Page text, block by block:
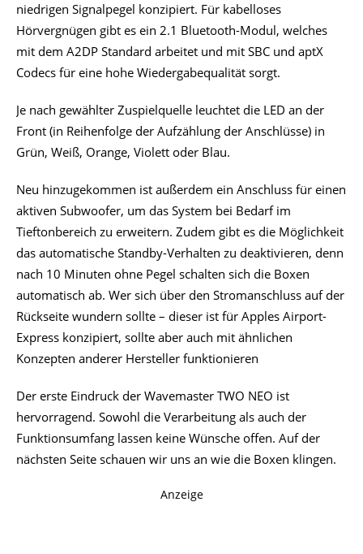
niedrigen Signalpegel konzipiert. Für kabelloses
Hörvergnügen gibt es ein 2.1 Bluetooth-Modul, welches
mit dem A2DP Standard arbeitet und mit SBC und aptX
Codecs für eine hohe Wiedergabequalität sorgt.
Je nach gewählter Zuspielquelle leuchtet die LED an der
Front (in Reihenfolge der Aufzählung der Anschlüsse) in
Grün, Weiß, Orange, Violett oder Blau.
Neu hinzugekommen ist außerdem ein Anschluss für einen
aktiven Subwoofer, um das System bei Bedarf im
Tieftonbereich zu erweitern. Zudem gibt es die Möglichkeit
das automatische Standby-Verhalten zu deaktivieren, denn
nach 10 Minuten ohne Pegel schalten sich die Boxen
automatisch ab. Wer sich über den Stromanschluss auf der
Rückseite wundern sollte – dieser ist für Apples Airport-
Express konzipiert, sollte aber auch mit ähnlichen
Konzepten anderer Hersteller funktionieren
Der erste Eindruck der Wavemaster TWO NEO ist
hervorragend. Sowohl die Verarbeitung als auch der
Funktionsumfang lassen keine Wünsche offen. Auf der
nächsten Seite schauen wir uns an wie die Boxen klingen.
Anzeige